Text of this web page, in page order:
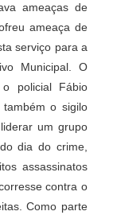
ameaças de
ameaça de
serviço para a
Municipal. O
policial Fábio
o sigilo
um grupo
dia do crime,
assassinatos
contra o
Como parte